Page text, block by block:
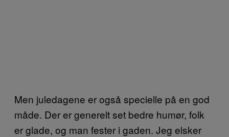
Men juledagene er også specielle på en god
måde. Der er generelt set bedre humør, folk
er glade, og man fester i gaden. Jeg elsker